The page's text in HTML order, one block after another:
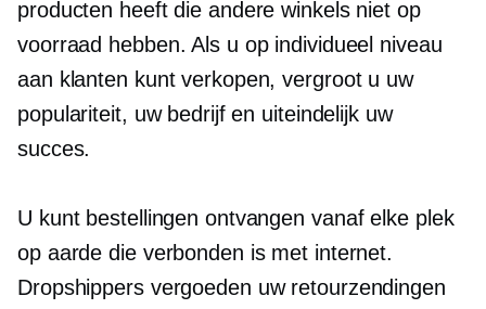
producten heeft die andere winkels niet op
voorraad hebben. Als u op individueel niveau
aan klanten kunt verkopen, vergroot u uw
populariteit, uw bedrijf en uiteindelijk uw
succes.
U kunt bestellingen ontvangen vanaf elke plek
op aarde die verbonden is met internet.
Dropshippers vergoeden uw retourzendingen